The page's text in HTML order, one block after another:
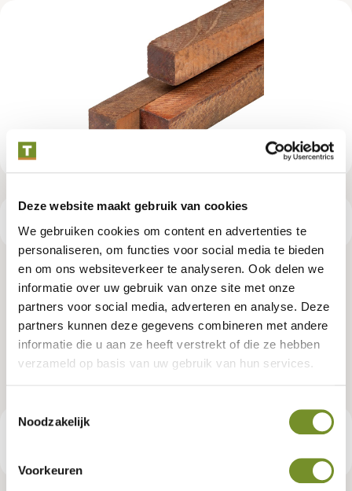
Deze website maakt gebruik van cookies
We gebruiken cookies om content en advertenties te
personaliseren, om functies voor social media te bieden
en om ons websiteverkeer te analyseren. Ook delen we
informatie over uw gebruik van onze site met onze
partners voor social media, adverteren en analyse. Deze
partners kunnen deze gegevens combineren met andere
informatie die u aan ze heeft verstrekt of die ze hebben
verzameld op basis van uw gebruik van hun services.
Noodzakelijk
Voorkeuren
Angelim vermelho hardhout paal
6,0 x 6,0 x 400 cm fijnbezaagd,
ongepunt